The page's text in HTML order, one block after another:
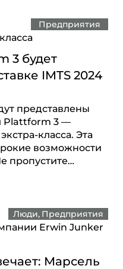
Предприятия
3 будет
IMTS 2024
представлены
Plattform 3 —
класса. Эта
возможности
пропустите…
Люди Предприятия
Erwin Junker
Марсель